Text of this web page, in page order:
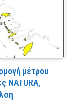
μέτρου
NATURA,